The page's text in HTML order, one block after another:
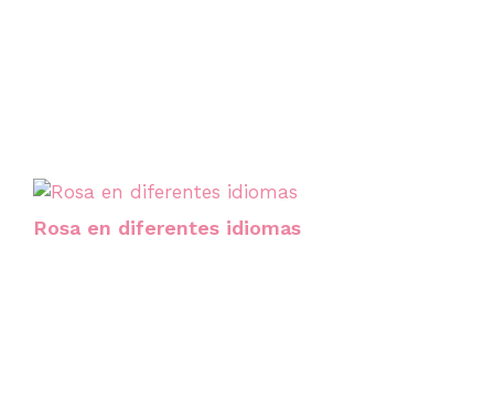
Rosa en diferentes idiomas